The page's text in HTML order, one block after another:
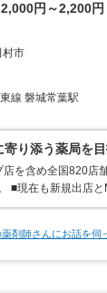
2,000円～2,200円
村市
線 磐城常葉駅
寄り添う薬局を
店を含め全国820店
■現在も新規出店
剤師さんにお話を伺